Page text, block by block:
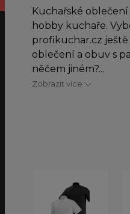
Kuchařské
hobby kuchaře.
profikuchar.cz
oblečení a obuv s
něčem jiném?...
Zobrazit více